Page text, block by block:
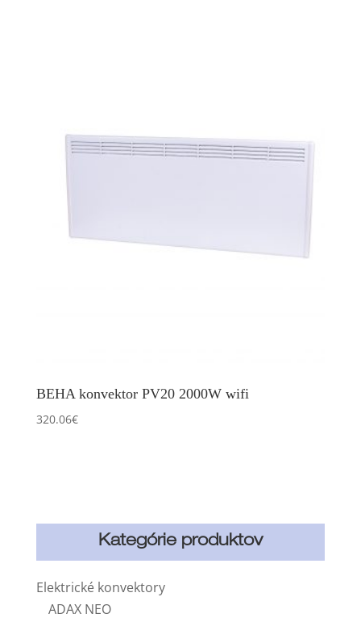
BEHA konvektor PV20 2000W wifi
320.06€
Kategórie produktov
Elektrické konvektory
ADAX NEO